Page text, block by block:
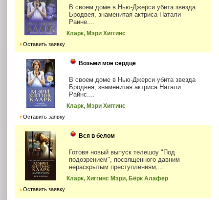
В своем доме в Нью-Джерси убита звезда
Бродвея, знаменитая актриса Натали
Раине....
Кларк, Мэри Хиггинс
Оставить заявку
Возьми мое сердце
В своем доме в Нью-Джерси убита звезда
Бродвея, знаменитая актриса Натали
Райнс....
Кларк, Мэри Хиггинс
Оставить заявку
Вся в белом
Готовя новый выпуск телешоу "Под
подозрением", посвященного давним
нераскрытым преступлениям,...
Кларк, Хиггинс Мэри, Бёрк Алафер
Оставить заявку